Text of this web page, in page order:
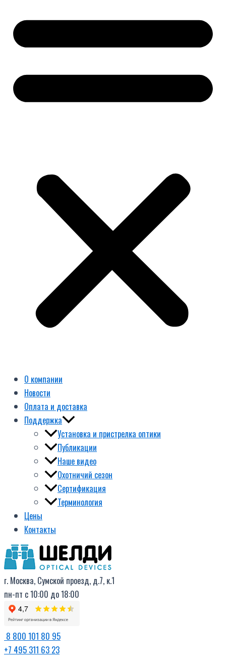
О компании
Новости
Оплата и доставка
Поддержка
Установка и пристрелка оптики
Публикации
Наше видео
Охотничий сезон
Сертификация
Терминология
Цены
Контакты
г. Москва, Сумской проезд, д.7, к.1
пн-пт с 10:00 до 18:00
8 800 101 80 95
+7 495 311 63 23